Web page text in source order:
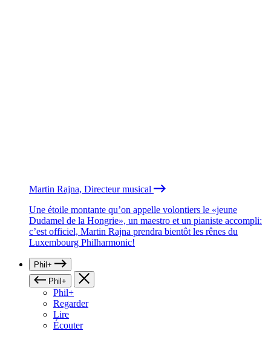
Martin Rajna, Directeur musical
Une étoile montante qu’on appelle volontiers le «jeune
Dudamel de la Hongrie», un maestro et un pianiste accompli:
c’est officiel, Martin Rajna prendra bientôt les rênes du
Luxembourg Philharmonic!
Phil+
Phil+
Phil+
Regarder
Lire
Écouter